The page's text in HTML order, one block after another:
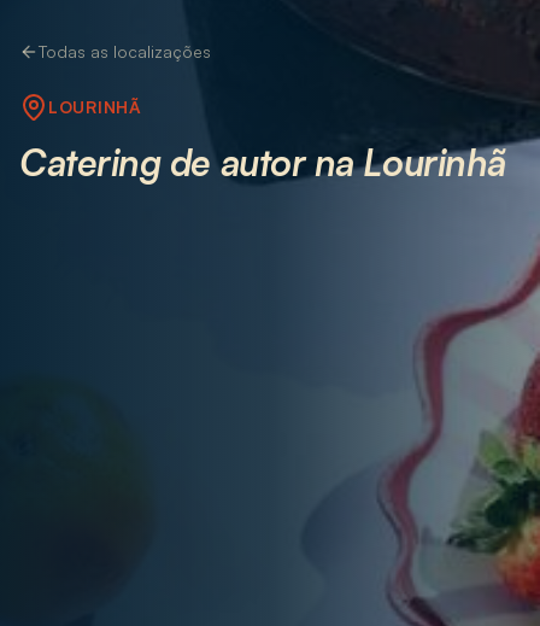
Todas as localizações
LOURINHÃ
Catering de autor na Lourinhã